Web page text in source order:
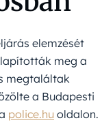
elemzését
meg a
megtaláltak
a Budapesti
police.hu oldalon.